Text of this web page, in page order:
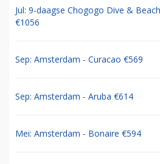
Jul: 9-daagse Chogogo Dive &
€1056
Sep: Amsterdam - Curacao €569
Sep: Amsterdam - Aruba €614
Mei: Amsterdam - Bonaire €594